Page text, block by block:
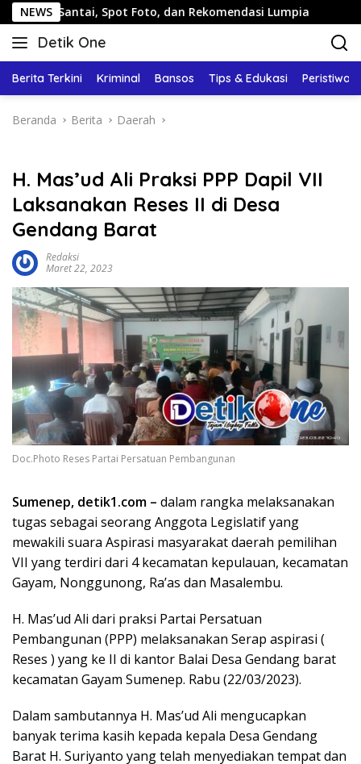
Langsung
ke
konten
NEWS
Spot Foto, dan Rekomendasi Lumpia Panduan
Detik One
Tajam
Fakta
Berita Terkini Kriminal Bansos Tips & Edukasi Peristiwa
Beranda Berita Daerah
H. Mas’ud Ali Praksi PPP Dapil VII
Laksanakan Reses II di Desa
Gendang Barat
Redaksi
Maret 22, 2023
Doc.Photo Reses Partai Persatuan Pembangunan
Sumenep, detik1.com – dalam rangka melaksanakan
tugas sebagai seorang Anggota Legislatif yang
mewakili suara Aspirasi masyarakat daerah pemilihan
VII yang terdiri dari 4 kecamatan kepulauan, kecamatan
Gayam, Nonggunong, Ra’as dan Masalembu.
H. Mas’ud Ali dari praksi Partai Persatuan
Pembangunan (PPP) melaksanakan Serap aspirasi (
Reses ) yang ke II di kantor Balai Desa Gendang barat
kecamatan Gayam Sumenep. Rabu (22/03/2023).
Dalam sambutannya H. Mas’ud Ali mengucapkan
banyak terima kasih kepada kepala Desa Gendang
Barat H. Suriyanto yang telah menyediakan tempat dan